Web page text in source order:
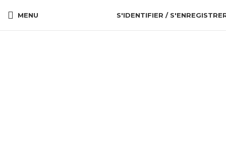
MENU S'IDENTIFIER /